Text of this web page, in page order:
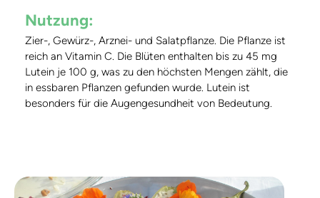
Nutzung:
Zier-, Gewürz-, Arznei- und Salatpflanze. Die Pflanze ist
reich an Vitamin C. Die Blüten enthalten bis zu 45 mg
Lutein je 100 g, was zu den höchsten Mengen zählt, die
in essbaren Pflanzen gefunden wurde. Lutein ist
besonders für die Augengesundheit von Bedeutung.